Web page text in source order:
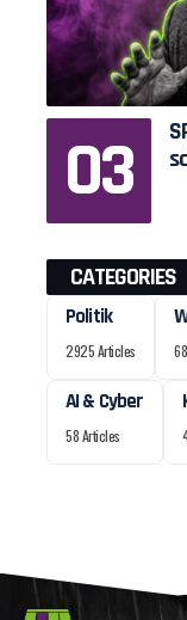
CATEGORIES
Politik
2925 Articles
AI & Cyber
58 Articles